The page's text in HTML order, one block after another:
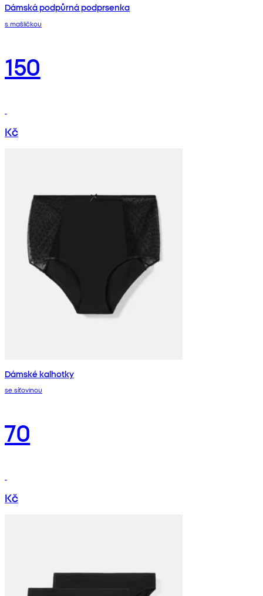
Dámská podpůrná podprsenka
s mašličkou
150
Kč
Dámské kalhotky
se síťovinou
70
Kč